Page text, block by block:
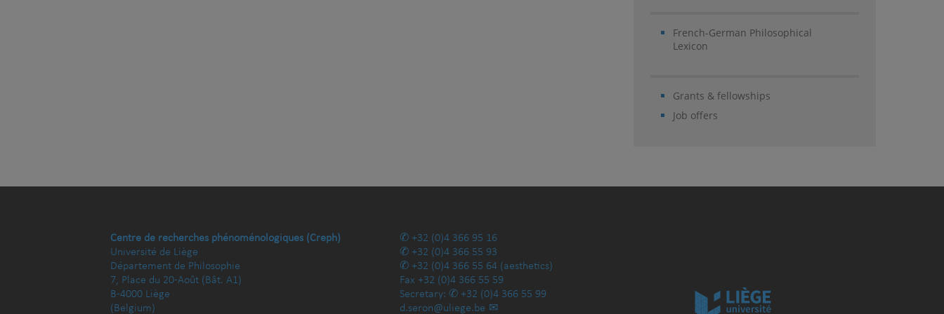
French-German Philosophical
Lexicon
Grants & fellowships
Job offers
Centre de recherches phénoménologiques (Creph)
Université de Liège
Département de Philosophie
7, Place du 20-Août (Bât. A1)
B-4000 Liège
(Belgium)
+32 (0)4 366 95 16
+32 (0)4 366 55 93
+32 (0)4 366 55 64 (aesthetics)
Fax +32 (0)4 366 55 59
Secretary:
+32 (0)4 366 55 99
d.seron@uliege.be